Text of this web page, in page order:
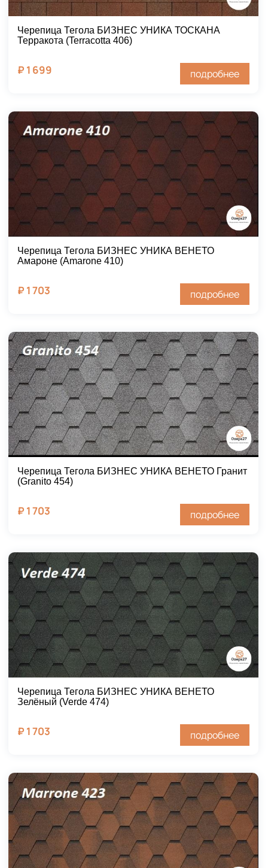
Черепица Тегола БИЗНЕС УНИКА ТОСКАНА
Терракота (Terracotta 406)
₽ 1 699 подробнее
Черепица Тегола БИЗНЕС УНИКА ВЕНЕТО
Амароне (Amarone 410)
₽ 1 703 подробнее
Черепица Тегола БИЗНЕС УНИКА ВЕНЕТО Гранит
(Granito 454)
₽ 1 703 подробнее
Черепица Тегола БИЗНЕС УНИКА ВЕНЕТО
Зелёный (Verde 474)
₽ 1 703 подробнее